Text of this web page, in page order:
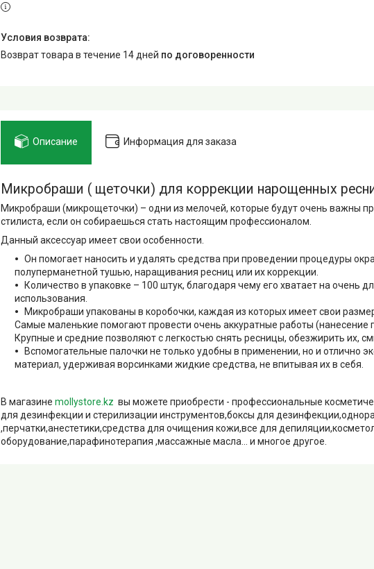
возврат товара в течение 14 дней по договоренности
Описание Информация для заказа
Микробраши ( щеточки) для коррекции нарощенных
Микробраши (микрощеточки) – одни из мелочей, которые будут очень важны
стилиста, если он собираешься стать настоящим профессионалом.
Данный аксессуар имеет свои особенности.
Он помогает наносить и удалять средства при проведении процедуры
полуперманетной тушью, наращивания ресниц или их коррекции.
Количество в упаковке – 100 штук, благодаря чему его хватает на очень
использования.
Микробраши упакованы в коробочки, каждая из которых имеет свои
Самые маленькие помогают провести очень аккуратные работы (нанесение
Крупные и средние позволяют с легкостью снять ресницы, обезжирить их,
Вспомогательные палочки не только удобны в применении, но и отлично
материал, удерживая ворсинками жидкие средства, не впитывая их в себя.
В магазине mollystore.kz вы можете приобрести - профессиональные
для дезинфекции и стерилизации инструментов,боксы для
,перчатки,анестетики,средства для очищения кожи,все для
оборудование,парафинотерапия ,массажные масла... и многое другое.